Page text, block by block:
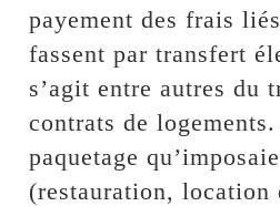
payement des frais
fassent par transfert
s’agit entre autres du
contrats de
paquetage
(restauration, location